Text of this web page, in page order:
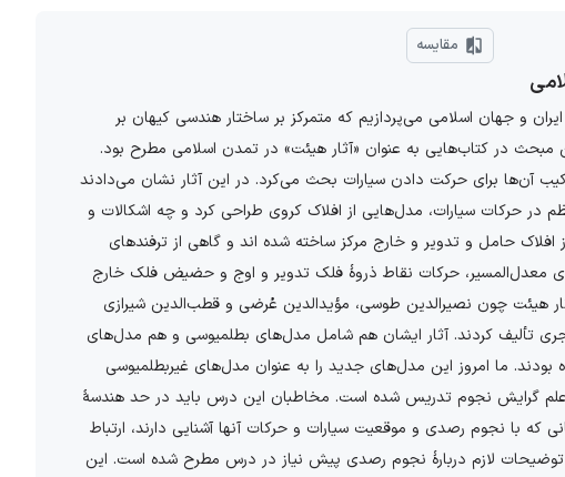
مقایسه
و جهان اسلامی می‌پردازیم که متمرکز بر ساختار هندسی کیهان‌ بر
در کتاب‌هایی به عنوان «آثار هیئت» در تمدن اسلامی مطرح بود.
آن‌ها برای حرکت دادن سیارات بحث می‌کرد. در این آثار نشان می‌دادند
در حرکات سیارات، مدل‌هایی از افلاک کروی طراحی کرد و چه اشکالات و
افلاک حامل و تدویر و خارج مرکز ساخته شده اند و گاهی از ترفندهای
معدل‌المسیر، حرکات نقاط ذروۀ فلک تدویر و اوج و حضیض فلک خارج
هیئت چون نصیرالدین طوسی، مؤیدالدین عُرضی و قطب‌الدین شیرازی
تألیف کردند. آثار ایشان هم شامل مدل‌های بطلمیوسی و هم مدل‌های
ما امروز این مدل‌های جدید را به عنوان مدل‌های غیربطلمیوسی
علم گرایش نجوم تدریس شده است. مخاطبان این درس باید در حد هندسۀ
که با نجوم رصدی و موقعیت سیارات و حرکات آنها آشنایی دارند، ارتباط
توضیحات لازم دربارۀ نجوم رصدی پیش نیاز در درس مطرح شده است. این